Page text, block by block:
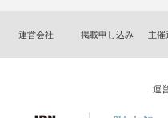
運営会社 掲載申し込み 主催
運